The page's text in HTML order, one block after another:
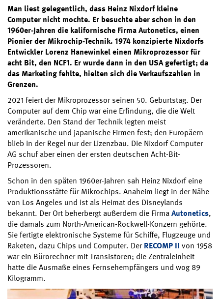
Man liest gelegentlich, dass Heinz Nixdorf kleine
Computer nicht mochte. Er besuchte aber schon in den
1960er-Jahren die kalifornische Firma Autonetics, einen
Pionier der Mikrochip-Technik. 1974 konzipierte Nixdorfs
Entwickler Lorenz Hanewinkel einen Mikroprozessor für
acht Bit, den NCF1. Er wurde dann in den USA gefertigt; da
das Marketing fehlte, hielten sich die Verkaufszahlen in
Grenzen.
2021 feiert der Mikroprozessor seinen 50. Geburtstag. Der
Computer auf dem Chip war eine Erfindung, die die Welt
veränderte. Den Stand der Technik legten meist
amerikanische und japanische Firmen fest; den Europäern
blieb in der Regel nur der Lizenzbau. Die Nixdorf Computer
AG schuf aber einen der ersten deutschen Acht-Bit-
Prozessoren.
Schon in den späten 1960er-Jahren sah Heinz Nixdorf eine
Produktionsstätte für Mikrochips. Anaheim liegt in der Nähe
von Los Angeles und ist als Heimat des Disneylands
bekannt. Der Ort beherbergt außerdem die FirmaAutonetics,
die damals zum North-American-Rockwell-Konzern gehörte.
Sie fertigte elektronische Systeme für Schiffe, Flugzeuge und
Raketen, dazu Chips und Computer. DerRECOMP II von 1958
war ein Bürorechner mit Transistoren; die Zentraleinheit
hatte die Ausmaße eines Fernsehempfängers und wog 89
Kilogramm.